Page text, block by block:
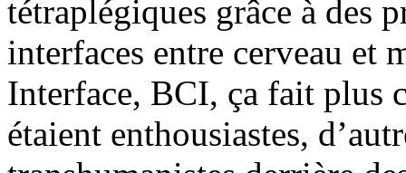
tétraplégiques grâce à des
interfaces entre cerveau et
Interface, BCI, ça fait plus
étaient enthousiastes,